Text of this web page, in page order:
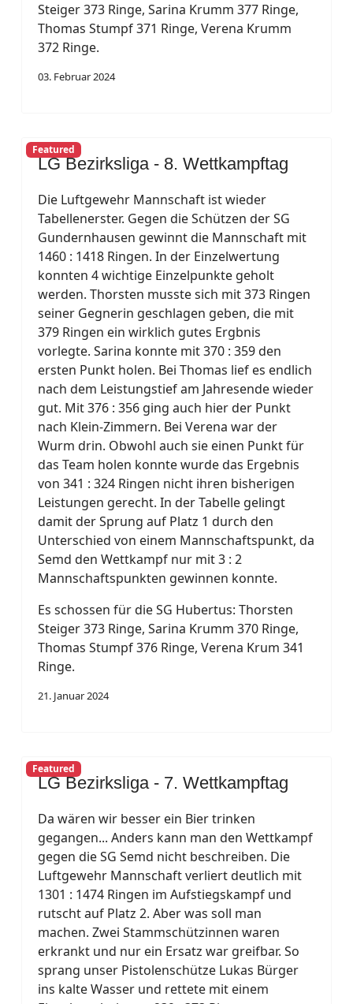
Steiger 373 Ringe, Sarina Krumm 377 Ringe,
Thomas Stumpf 371 Ringe, Verena Krumm
372 Ringe.
03. Februar 2024
Featured
LG Bezirksliga - 8. Wettkampftag
Die Luftgewehr Mannschaft ist wieder
Tabellenerster. Gegen die Schützen der SG
Gundernhausen gewinnt die Mannschaft mit
1460 : 1418 Ringen. In der Einzelwertung
konnten 4 wichtige Einzelpunkte geholt
werden. Thorsten musste sich mit 373 Ringen
seiner Gegnerin geschlagen geben, die mit
379 Ringen ein wirklich gutes Ergbnis
vorlegte. Sarina konnte mit 370 : 359 den
ersten Punkt holen. Bei Thomas lief es endlich
nach dem Leistungstief am Jahresende wieder
gut. Mit 376 : 356 ging auch hier der Punkt
nach Klein-Zimmern. Bei Verena war der
Wurm drin. Obwohl auch sie einen Punkt für
das Team holen konnte wurde das Ergebnis
von 341 : 324 Ringen nicht ihren bisherigen
Leistungen gerecht. In der Tabelle gelingt
damit der Sprung auf Platz 1 durch den
Unterschied von einem Mannschaftspunkt, da
Semd den Wettkampf nur mit 3 : 2
Mannschaftspunkten gewinnen konnte.
Es schossen für die SG Hubertus: Thorsten
Steiger 373 Ringe, Sarina Krumm 370 Ringe,
Thomas Stumpf 376 Ringe, Verena Krum 341
Ringe.
21. Januar 2024
Featured
LG Bezirksliga - 7. Wettkampftag
Da wären wir besser ein Bier trinken
gegangen... Anders kann man den Wettkampf
gegen die SG Semd nicht beschreiben. Die
Luftgewehr Mannschaft verliert deutlich mit
1301 : 1474 Ringen im Aufstiegskampf und
rutscht auf Platz 2. Aber was soll man
machen. Zwei Stammschützinnen waren
erkrankt und nur ein Ersatz war greifbar. So
sprang unser Pistolenschütze Lukas Bürger
ins kalte Wasser und rettete mit einem